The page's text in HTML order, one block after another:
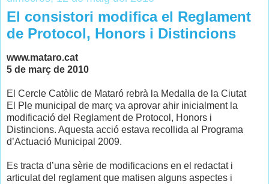
El consistori modifica el Reglament
de Protocol, Honors i Distincions
www.mataro.cat
5 de març de 2010
El Cercle Catòlic de Mataró rebrà la Medalla de la Ciutat
El Ple municipal de març va aprovar ahir inicialment la
modificació del Reglament de Protocol, Honors i
Distincions. Aquesta acció estava recollida al Programa
d’Actuació Municipal 2009.
Es tracta d’una sèrie de modificacions en el redactat i
articulat del reglament que matisen alguns aspectes i